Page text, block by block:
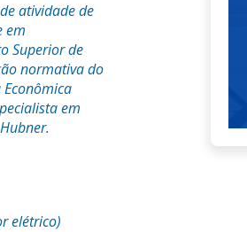
atividade de
em
Superior de
normativa do
Econômica
em
elétrico)